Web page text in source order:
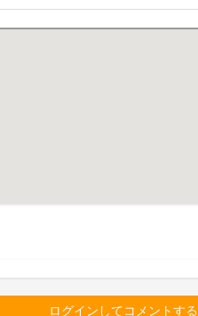
ログインしてコメントする